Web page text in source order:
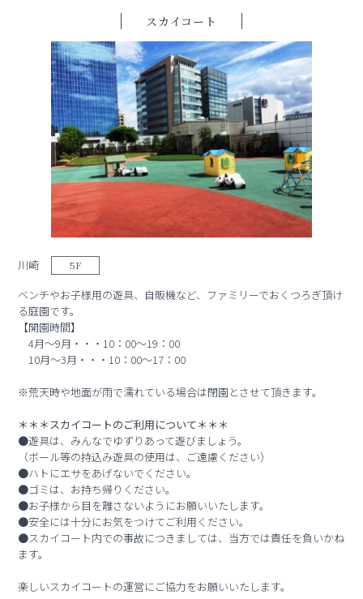
スカイコート
川崎 5F
ベンチやお子様用の遊具、自販機など、ファミリーでおくつろぎ頂け
る庭園です。
【開園時間】
4月～9月・・・10：00～19：00
10月～3月・・・10：00～17：00
※荒天時や地面が雨で濡れている場合は閉園とさせて頂きます。
＊＊＊スカイコートのご利用について＊＊＊
●遊具は、みんなでゆずりあって遊びましょう。
（ボール等の持込み遊具の使用は、ご遠慮ください）
●ハトにエサをあげないでください。
●ゴミは、お持ち帰りください。
●お子様から目を離さないようにお願いいたします。
●安全には十分にお気をつけてご利用ください。
●スカイコート内での事故につきましては、当方では責任を負いかね
ます。
楽しいスカイコートの運営にご協力をお願いいたします。